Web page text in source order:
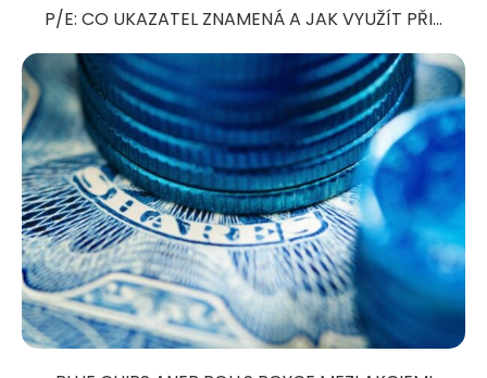
P/E: CO UKAZATEL ZNAMENÁ A JAK VYUŽÍT PŘI...